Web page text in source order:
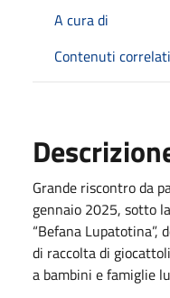
A cura di
Contenuti correlati
Grande riscontro da
gennaio 2025, sotto
“Befana Lupatotina”,
di raccolta di
a bambini e famiglie